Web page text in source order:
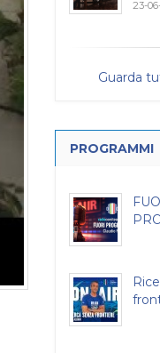
23-
Guarda
PROGRAMMI